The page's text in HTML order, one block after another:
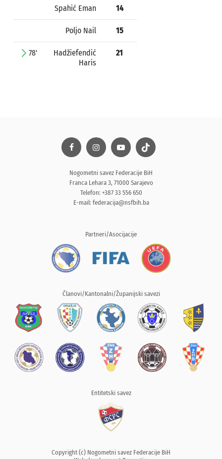
Spahić Eman 14
Poljo Nail 15
78'
Hadžiefendić
Haris
21
Nogometni savez Federacije BiH
Franca Lehara 3, 71000 Sarajevo
Telefon: +387 33 556 650
E-mail: federacija@nsfbih.ba
Partneri/Asocijacije
Članovi/Kantonalni/Županijski savezi
Entitetski savez
Copyright (c) Nogometni savez Federacije BiH